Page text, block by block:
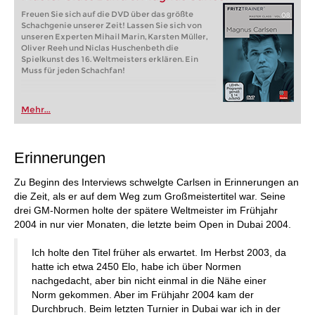
Freuen Sie sich auf die DVD über das größte
Schachgenie unserer Zeit! Lassen Sie sich von
unseren Experten Mihail Marin, Karsten Müller,
Oliver Reeh und Niclas Huschenbeth die
Spielkunst des 16. Weltmeisters erklären. Ein
Muss für jeden Schachfan!
Mehr...
Erinnerungen
Zu Beginn des Interviews schwelgte Carlsen in Erinnerungen an
die Zeit, als er auf dem Weg zum Großmeistertitel war. Seine
drei GM-Normen holte der spätere Weltmeister im Frühjahr
2004 in nur vier Monaten, die letzte beim Open in Dubai 2004.
Ich holte den Titel früher als erwartet. Im Herbst 2003, da
hatte ich etwa 2450 Elo, habe ich über Normen
nachgedacht, aber bin nicht einmal in die Nähe einer
Norm gekommen. Aber im Frühjahr 2004 kam der
Durchbruch. Beim letzten Turnier in Dubai war ich in der